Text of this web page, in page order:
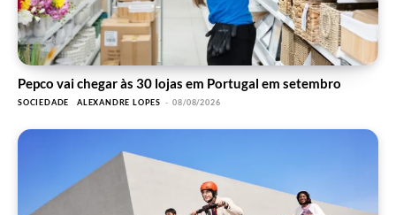
Pepco vai chegar às 30 lojas em Portugal em setembro
SOCIEDADE ALEXANDRE LOPES - 08/08/2026